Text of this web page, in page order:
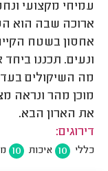
עמיחי מקצועי
ארוכה שבה הוא
אחסון בשטח
ונעים. תכננו
מה השיקולים בעד
מוכן מהר ונראה
את הארון הבא.
דירוגים:
כללי 10 איכות 10